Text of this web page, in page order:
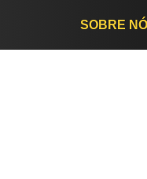
SOBRE